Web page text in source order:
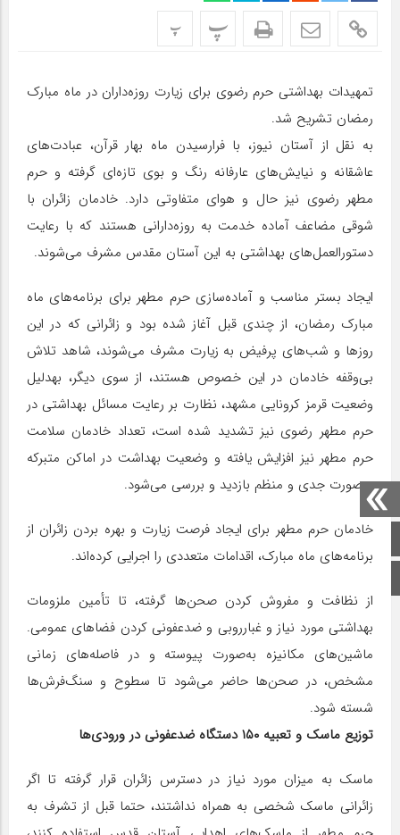
صفحه اصلی
پ پ
تمهیدات بهداشتی حرم رضوی برای زیارت روزه‌داران در ماه مبارک
رمضان تشریح شد.
به ‎نقل از آستان نیوز، با فرارسیدن ماه بهار قرآن، عبادت‌های
عاشقانه و نیایش‌های عارفانه رنگ و بوی تازه‌ای گرفته و حرم
مطهر رضوی نیز حال و هوای متفاوتی دارد. خادمان زائران با
شوقی مضاعف آماده خدمت به روزه‌دارانی هستند که با رعایت
دستورالعمل‌های بهداشتی به این آستان مقدس مشرف می‌شوند.
ایجاد بستر مناسب و آماده‌سازی حرم مطهر برای برنامه‌های ماه
مبارک رمضان، از چندی قبل آغاز شده بود و زائرانی که در این
روزها و شب‌های پرفیض به زیارت مشرف می‌شوند، شاهد تلاش
بی‌وقفه خادمان در این خصوص هستند، از سوی دیگر، به‎دلیل
وضعیت قرمز کرونایی مشهد، نظارت بر رعایت مسائل بهداشتی در
حرم مطهر رضوی نیز تشدید شده است، تعداد خادمان سلامت
حرم مطهر نیز افزایش یافته و وضعیت بهداشت در اماکن متبرکه
به‌صورت جدی و منظم بازدید و بررسی می‌شود.
خادمان حرم مطهر برای ایجاد فرصت زیارت و بهره بردن زائران از
برنامه‌های ماه مبارک، اقدامات متعددی را اجرایی کرده‌اند.
از نظافت و مفروش کردن صحن‌ها گرفته، تا تأمین ملزومات
بهداشتی مورد نیاز و غبارروبی و ضدعفونی کردن فضاهای عمومی.
ماشین‌های مکانیزه به‌صورت پیوسته و در فاصله‌های زمانی
مشخص، در صحن‌ها حاضر می‌شود تا سطوح و سنگ‌فرش‌ها
شسته شود.
توزیع ماسک و تعبیه ۱۵۰ دستگاه ضدعفونی در ورودی‌ها
ماسک به میزان مورد نیاز در دسترس زائران قرار گرفته تا اگر
زائرانی ماسک شخصی به همراه نداشتند، حتما قبل از تشرف به